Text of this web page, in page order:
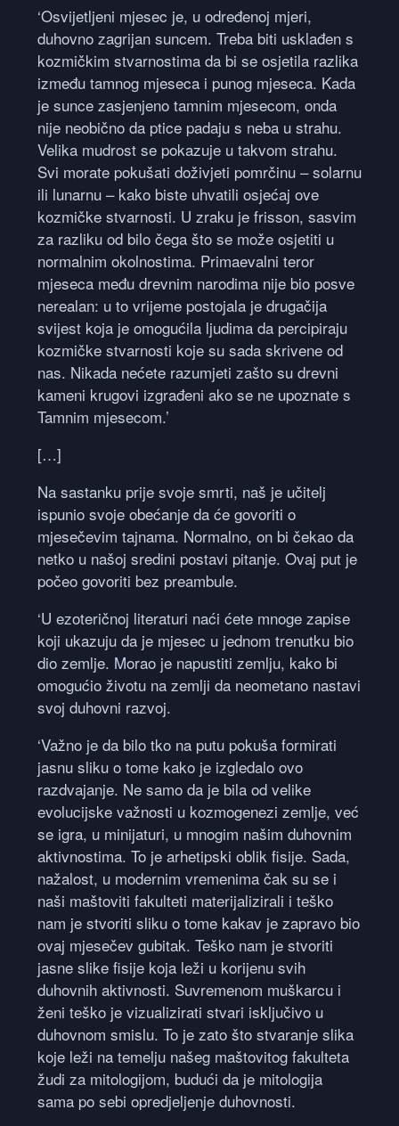
‘Osvijetljeni mjesec je, u određenoj mjeri,
duhovno zagrijan suncem. Treba biti usklađen s
kozmičkim stvarnostima da bi se osjetila razlika
između tamnog mjeseca i punog mjeseca. Kada
je sunce zasjenjeno tamnim mjesecom, onda
nije neobično da ptice padaju s neba u strahu.
Velika mudrost se pokazuje u takvom strahu.
Svi morate pokušati doživjeti pomrčinu – solarnu
ili lunarnu – kako biste uhvatili osjećaj ove
kozmičke stvarnosti. U zraku je frisson, sasvim
za razliku od bilo čega što se može osjetiti u
normalnim okolnostima. Primaevalni teror
mjeseca među drevnim narodima nije bio posve
nerealan: u to vrijeme postojala je drugačija
svijest koja je omogućila ljudima da percipiraju
kozmičke stvarnosti koje su sada skrivene od
nas. Nikada nećete razumjeti zašto su drevni
kameni krugovi izgrađeni ako se ne upoznate s
Tamnim mjesecom.’
[…]
Na sastanku prije svoje smrti, naš je učitelj
ispunio svoje obećanje da će govoriti o
mjesečevim tajnama. Normalno, on bi čekao da
netko u našoj sredini postavi pitanje. Ovaj put je
počeo govoriti bez preambule.
‘U ezoteričnoj literaturi naći ćete mnoge zapise
koji ukazuju da je mjesec u jednom trenutku bio
dio zemlje. Morao je napustiti zemlju, kako bi
omogućio životu na zemlji da neometano nastavi
svoj duhovni razvoj.
‘Važno je da bilo tko na putu pokuša formirati
jasnu sliku o tome kako je izgledalo ovo
razdvajanje. Ne samo da je bila od velike
evolucijske važnosti u kozmogenezi zemlje, već
se igra, u minijaturi, u mnogim našim duhovnim
aktivnostima. To je arhetipski oblik fisije. Sada,
nažalost, u modernim vremenima čak su se i
naši maštoviti fakulteti materijalizirali i teško
nam je stvoriti sliku o tome kakav je zapravo bio
ovaj mjesečev gubitak. Teško nam je stvoriti
jasne slike fisije koja leži u korijenu svih
duhovnih aktivnosti. Suvremenom muškarcu i
ženi teško je vizualizirati stvari isključivo u
duhovnom smislu. To je zato što stvaranje slika
koje leži na temelju našeg maštovitog fakulteta
žudi za mitologijom, budući da je mitologija
sama po sebi opredjeljenje duhovnosti.